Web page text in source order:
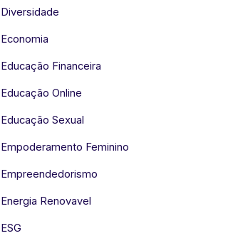
Diversidade
Economia
Educação Financeira
Educação Online
Educação Sexual
Empoderamento Feminino
Empreendedorismo
Energia Renovavel
ESG